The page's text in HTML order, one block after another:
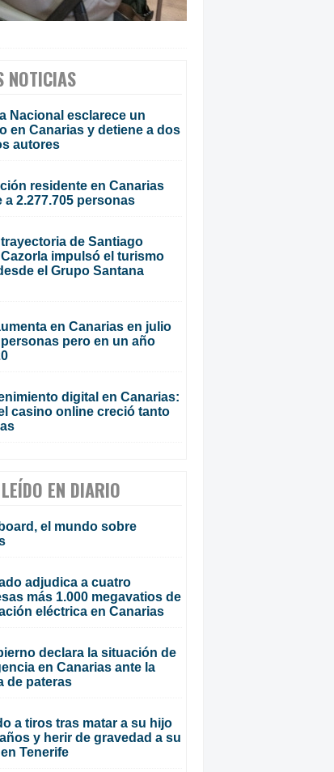
NOTICIAS
Nacional esclarece un
en Canarias y detiene a dos
autores
residente en Canarias
a 2.277.705 personas
de Santiago
impulsó el turismo
el Grupo Santana
en Canarias en julio
personas pero en un año
digital en Canarias:
casino online creció tanto
EN DIARIO
el mundo sobre
adjudica a cuatro
más 1.000 megavatios de
eléctrica en Canarias
declara la situación de
en Canarias ante la
de pateras
a tiros tras matar a su hijo
y herir de gravedad a su
Tenerife